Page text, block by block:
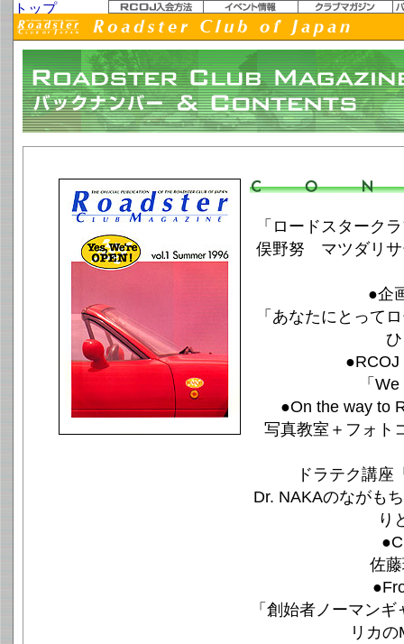
「ロードスターク
俣野努 マツダリサ
●企
「あなたにとって
●RCOJ
「
●On the way to
写真教室＋フォト
ドラテク講座
Dr. NAKAのながも
り
佐
「創始者ノーマン
リカ